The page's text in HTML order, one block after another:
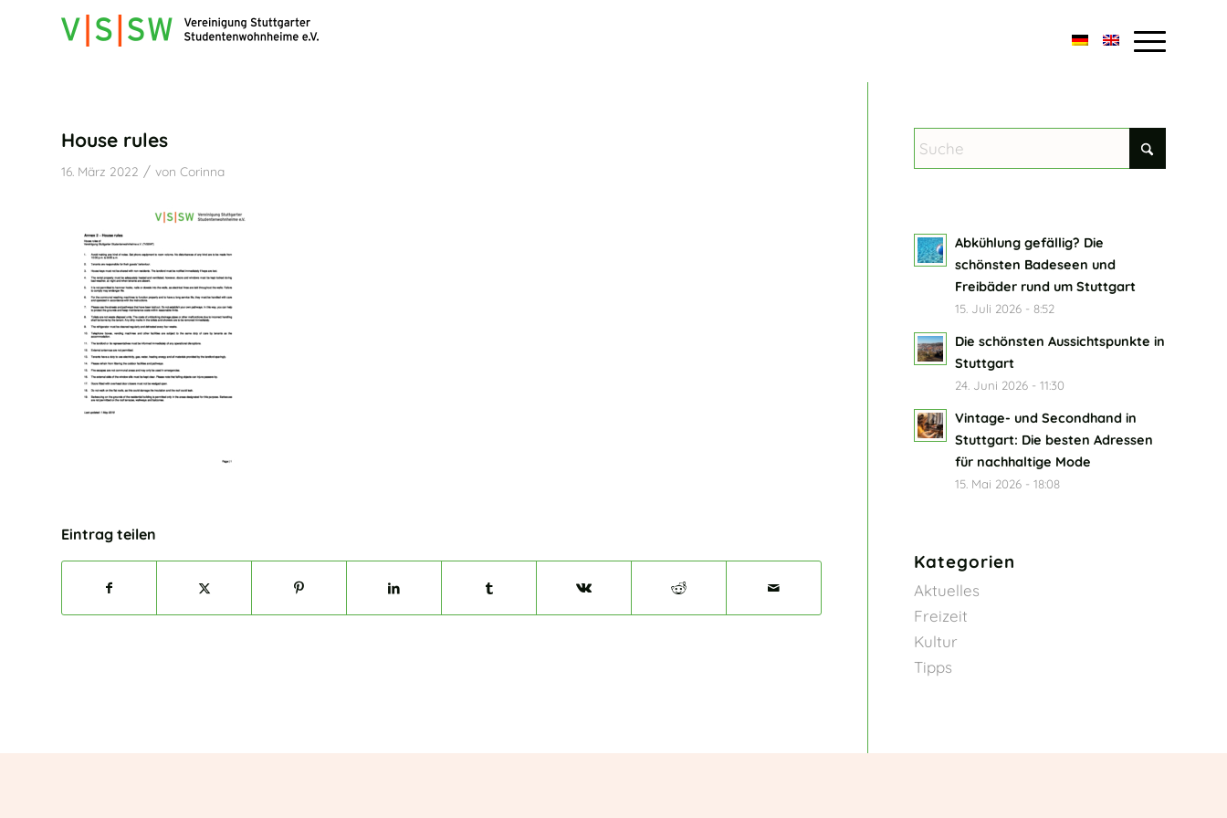
House rules
16. März 2022 / von Corinna
Eintrag teilen
Abkühlung gefällig? Die
schönsten Badeseen und
Freibäder rund um Stuttgart
15. Juli 2026 - 8:52
Die schönsten Aussichtspunkte in
Stuttgart
24. Juni 2026 - 11:30
Vintage- und Secondhand in
Stuttgart: Die besten Adressen
für nachhaltige Mode
15. Mai 2026 - 18:08
Kategorien
Aktuelles
Freizeit
Kultur
Tipps